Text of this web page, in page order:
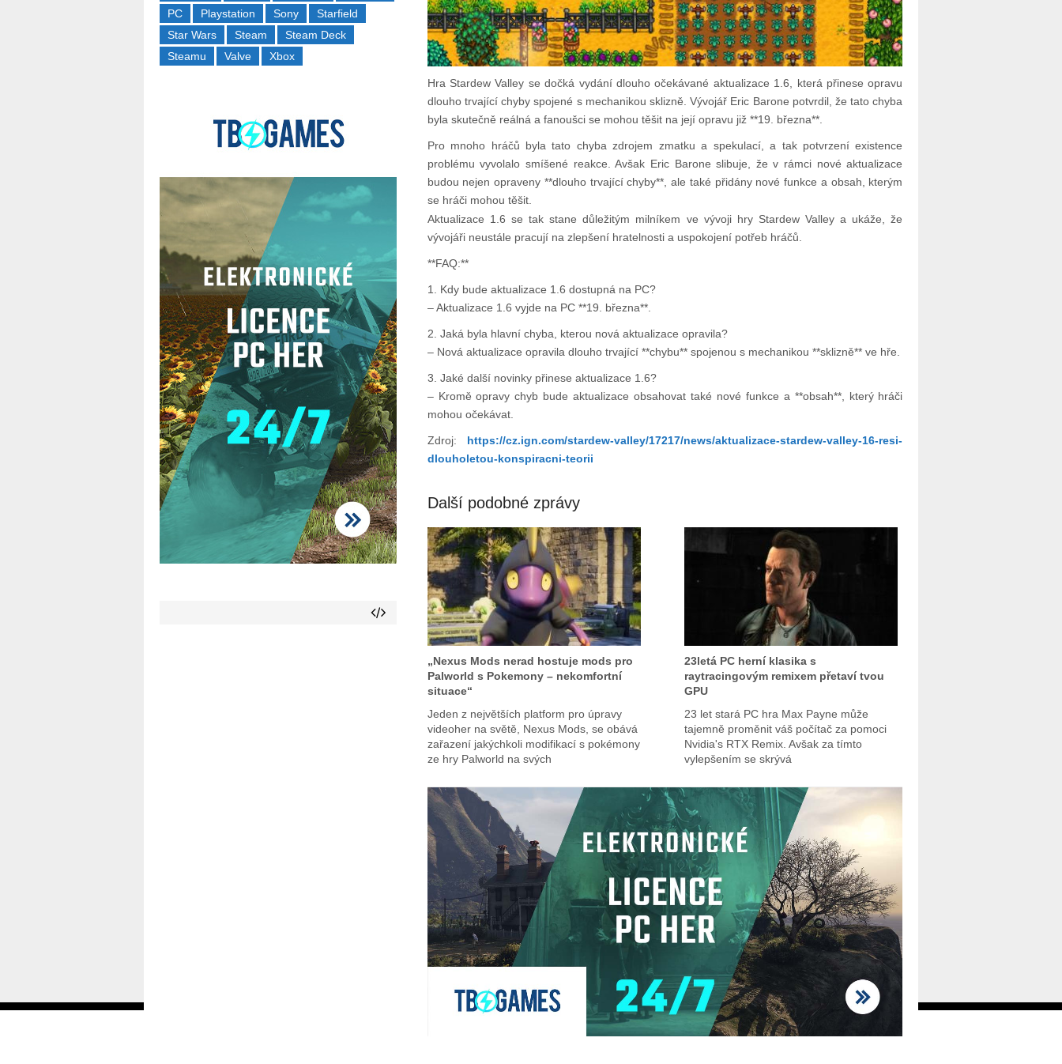
Hra Stardew Valley se dočká vydání dlouho očekávané aktualizace 1.6, která přinese opravu
dlouho trvající chyby spojené s mechanikou sklizně. Vývojář Eric Barone potvrdil, že tato chyba
byla skutečně reálná a fanoušci se mohou těšit na její opravu již **19. března**.
Pro mnoho hráčů byla tato chyba zdrojem zmatku a spekulací, a tak potvrzení existence
problému vyvolalo smíšené reakce. Avšak Eric Barone slibuje, že v rámci nové aktualizace
budou nejen opraveny **dlouho trvající chyby**, ale také přidány nové funkce a obsah, kterým
se hráči mohou těšit.
Aktualizace 1.6 se tak stane důležitým milníkem ve vývoji hry Stardew Valley a ukáže, že
vývojáři neustále pracují na zlepšení hratelnosti a uspokojení potřeb hráčů.
**FAQ:**
1. Kdy bude aktualizace 1.6 dostupná na PC?
– Aktualizace 1.6 vyjde na PC **19. března**.
2. Jaká byla hlavní chyba, kterou nová aktualizace opravila?
– Nová aktualizace opravila dlouho trvající **chybu** spojenou s mechanikou **sklizně** ve hře.
3. Jaké další novinky přinese aktualizace 1.6?
– Kromě opravy chyb bude aktualizace obsahovat také nové funkce a **obsah**, který hráči
mohou očekávat.
Zdroj: https://cz.ign.com/stardew-valley/17217/news/aktualizace-stardew-valley-16-resi-
dlouholetou-konspiracni-teorii
Další podobné zprávy
„Nexus Mods nerad hostuje mods pro
Palworld s Pokemony – nekomfortní
situace“
Jeden z největších platform pro úpravy
videoher na světě, Nexus Mods, se obává
zařazení jakýchkoli modifikací s pokémony
ze hry Palworld na svých
23letá PC herní klasika s
raytracingovým remixem přetaví tvou
GPU
23 let stará PC hra Max Payne může
tajemně proměnit váš počítač za pomoci
Nvidia's RTX Remix. Avšak za tímto
vylepšením se skrývá
PC
Playstation Sony
Starfield
Star Wars
Steam
Steam Deck
Steamu
Valve Xbox